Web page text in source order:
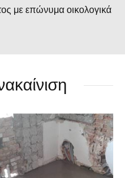
με επώνυμα οικολογικά